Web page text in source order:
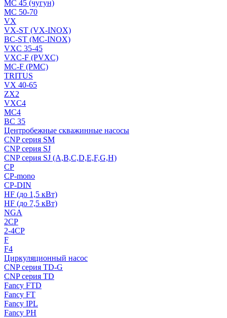
MC 45 (чугун)
MC 50-70
VX
VX-ST (VX-INOX)
BC-ST (MC-INOX)
VXC 35-45
VXC-F (PVXC)
MC-F (PMC)
TRITUS
VX 40-65
ZX2
VXC4
MC4
BC 35
Центробежные скважинные насосы
CNP серия SM
CNP серия SJ
CNP серия SJ (A,B,C,D,E,F,G,H)
CP
CP-mono
CP-DIN
HF (до 1,5 кВт)
HF (до 7,5 кВт)
NGA
2CP
2-4CP
F
F4
Циркуляционный насос
CNP серия TD-G
CNP серия TD
Fancy FTD
Fancy FT
Fancy IPL
Fancy PH